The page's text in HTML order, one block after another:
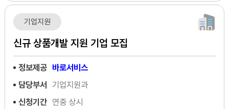
기업지원
신규 상품개발 지원 기업 모집
정보제공 바로서비스
담당부서
기업지원과
신청기간 연중 상시